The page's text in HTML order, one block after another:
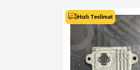
Hızlı Teslimat